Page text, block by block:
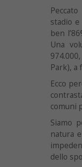
stadio
ben
Una
Park), a
Ecco
comuni
Siamo
natura
dello